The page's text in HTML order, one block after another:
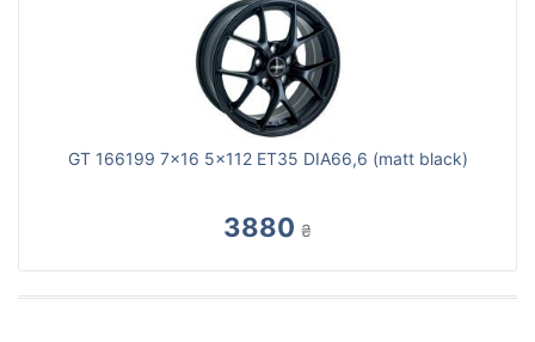
GT 166199 7x16 5x112 ET35 DIA66,6 (matt black)
3880 ₴